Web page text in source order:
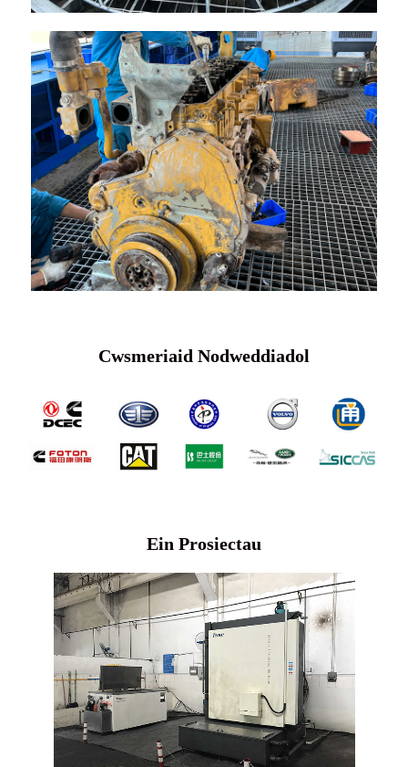
Cwsmeriaid Nodweddiadol
Ein Prosiectau